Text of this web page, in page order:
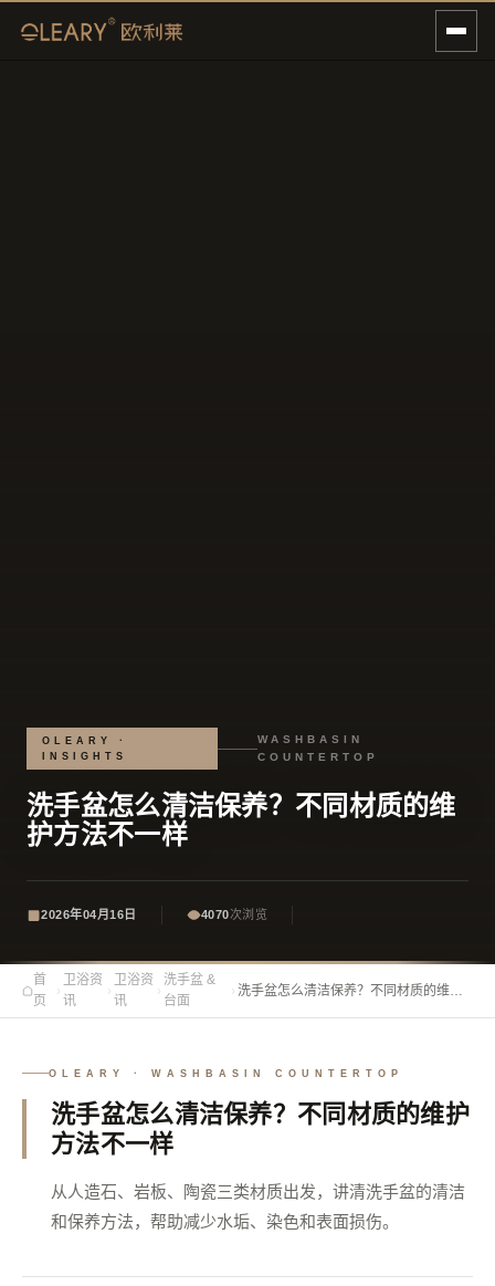
OLEARY ·
INSIGHTS
WASHBASIN
COUNTERTOP
洗手盆怎么清洁保养？不同材质的维
护方法不一样
2026年04月16日 4070次浏览
首
页
›
卫浴资
讯
›
卫浴资
讯
›
洗手盆 &
台面
› 洗手盆怎么清洁保养？不同材质的维护
OLEARY · WASHBASIN COUNTERTOP
洗手盆怎么清洁保养？不同材质的维护
方法不一样
从人造石、岩板、陶瓷三类材质出发，讲清洗手盆的清洁
和保养方法，帮助减少水垢、染色和表面损伤。